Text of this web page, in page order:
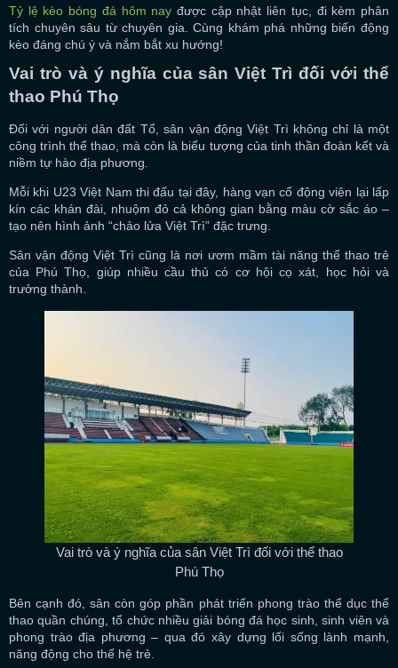
Tỷ lệ kèo bóng đá hôm nay được cập nhật liên tục, đi kèm phân
tích chuyên sâu từ chuyên gia. Cùng khám phá những biến động
kèo đáng chú ý và nắm bắt xu hướng!
Vai trò và ý nghĩa của sân Việt Trì đối với thể
thao Phú Thọ
Đối với người dân đất Tổ, sân vận động Việt Trì không chỉ là một
công trình thể thao, mà còn là biểu tượng của tinh thần đoàn kết và
niềm tự hào địa phương.
Mỗi khi U23 Việt Nam thi đấu tại đây, hàng vạn cổ động viên lại lấp
kín các khán đài, nhuộm đỏ cả không gian bằng màu cờ sắc áo –
tạo nên hình ảnh “chảo lửa Việt Trì” đặc trưng.
Sân vận động Việt Trì cũng là nơi ươm mầm tài năng thể thao trẻ
của Phú Thọ, giúp nhiều cầu thủ có cơ hội cọ xát, học hỏi và
trưởng thành.
Vai trò và ý nghĩa của sân Việt Trì đối với thể thao
Phú Thọ
Bên cạnh đó, sân còn góp phần phát triển phong trào thể dục thể
thao quần chúng, tổ chức nhiều giải bóng đá học sinh, sinh viên và
phong trào địa phương – qua đó xây dựng lối sống lành mạnh,
năng động cho thế hệ trẻ.